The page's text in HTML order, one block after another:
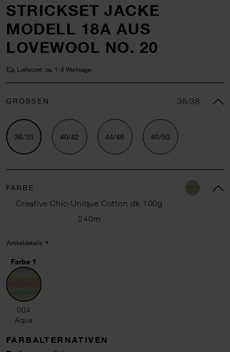
STRICKSET JACKE
MODELL 18A AUS
LOVEWOOL NO. 20
Lieferzeit: ca. 1-3 Werktage
GRÖSSEN 36/38
36/38 40/42 44/46 48/50
FARBE
Creative Chic-Unique Cotton dk 100g
240m
Artikeldetails
Farbe 1
004 Aqua
004
Aqua
FARBALTERNATIVEN